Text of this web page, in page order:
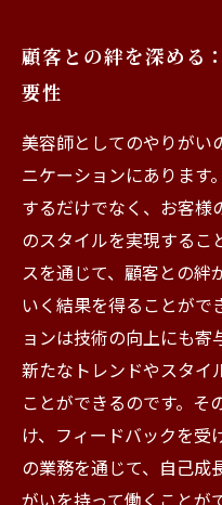
顧客との絆を深める
要性
美容師としてのやりがい
ニケーションにあります
するだけでなく、お客様
のスタイルを実現するこ
スを通じて、顧客との絆
いく結果を得ることがで
ョンは技術の向上にも寄
新たなトレンドやスタイ
ことができるのです。そ
け、フィードバックを受
の業務を通じて、自己成
がいを持って働くことが